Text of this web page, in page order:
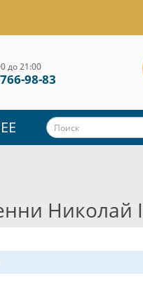
до 21:00
98-83
Николай